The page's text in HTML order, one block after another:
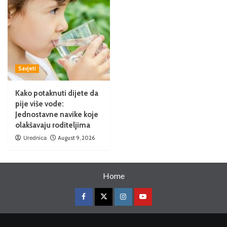
Savjeti
Kako potaknuti dijete da
pije više vode:
Jednostavne navike koje
olakšavaju roditeljima
Urednica August 9, 2026
Home